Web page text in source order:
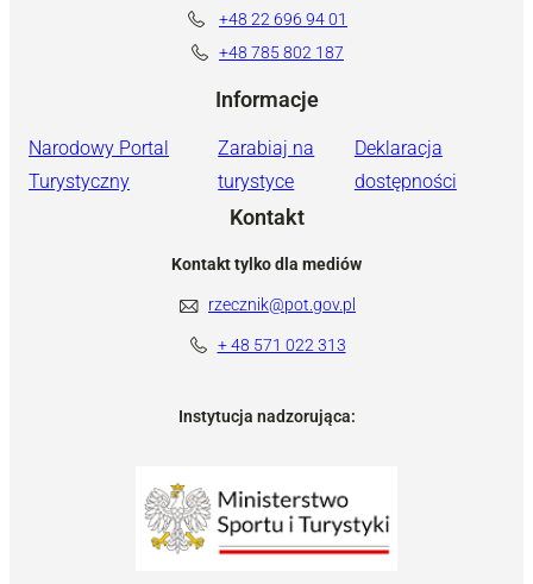
+48 22 696 94 01
+48 785 802 187
Informacje
Narodowy Portal
Turystyczny
Zarabiaj na
turystyce
Deklaracja
dostępności
Kontakt
Kontakt tylko dla mediów
rzecznik@pot.gov.pl
+ 48 571 022 313
Instytucja nadzorująca: